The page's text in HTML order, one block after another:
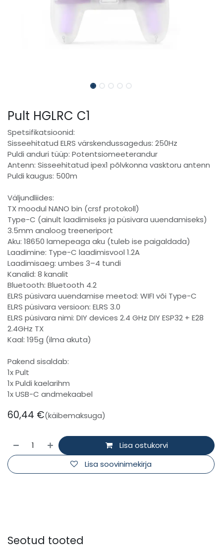
Pult HGLRC C1
Spetsifikatsioonid:
Sisseehitatud ELRS värskendussagedus: 250Hz
Puldi anduri tüüp: Potentsiomeeterandur
Antenn: Sisseehitatud ipex1 põlvkonna vasktoru antenn
Puldi kaugus: 500m
Väljundliides:
TX moodul NANO bin (crsf protokoll)
Type-C (ainult laadimiseks ja püsivara uuendamiseks)
3.5mm analoog treeneriport
Aku: 18650 lamepeaga aku (tuleb ise paigaldada)
Laadimine: Type-C laadimisvool 1.2A
Laadimisaeg: umbes 3–4 tundi
Kanalid: 8 kanalit
Bluetooth: Bluetooth 4.2
ELRS püsivara uuendamise meetod: WIFI või Type-C
ELRS püsivara versioon: ELRS 3.0
ELRS püsivara nimi: DIY devices 2.4 GHz DIY ESP32 + E28
2.4GHz TX
Kaal: 195g (ilma akuta)
Pakend sisaldab:
1x Pult
1x Puldi kaelarihm
1x USB-C andmekaabel
60,44 €(käibemaksuga)
Lisa ostukorvi
Lisa soovinimekirja
Seotud tooted